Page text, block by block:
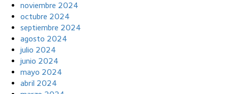
noviembre 2024
octubre 2024
septiembre 2024
agosto 2024
julio 2024
junio 2024
mayo 2024
abril 2024